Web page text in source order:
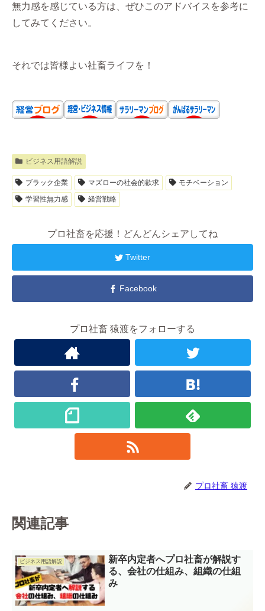
無力感を感じている方は、ぜひこのアドバイスを参考に
してみてください。
それでは皆様よい社畜ライフを！
ビジネス用語解説
ブラック企業 マズローの社会的欲求
モチベーション
学習性無力感
経営戦略
プロ社畜を応援！どんどんシェアしてね
Twitter
Facebook
プロ社畜 猿渡をフォローする
プロ社畜 猿渡
関連記事
ビジネス用語解説
新卒内定者へプロ社畜が解説す
る、会社の仕組み、組織の仕組
み